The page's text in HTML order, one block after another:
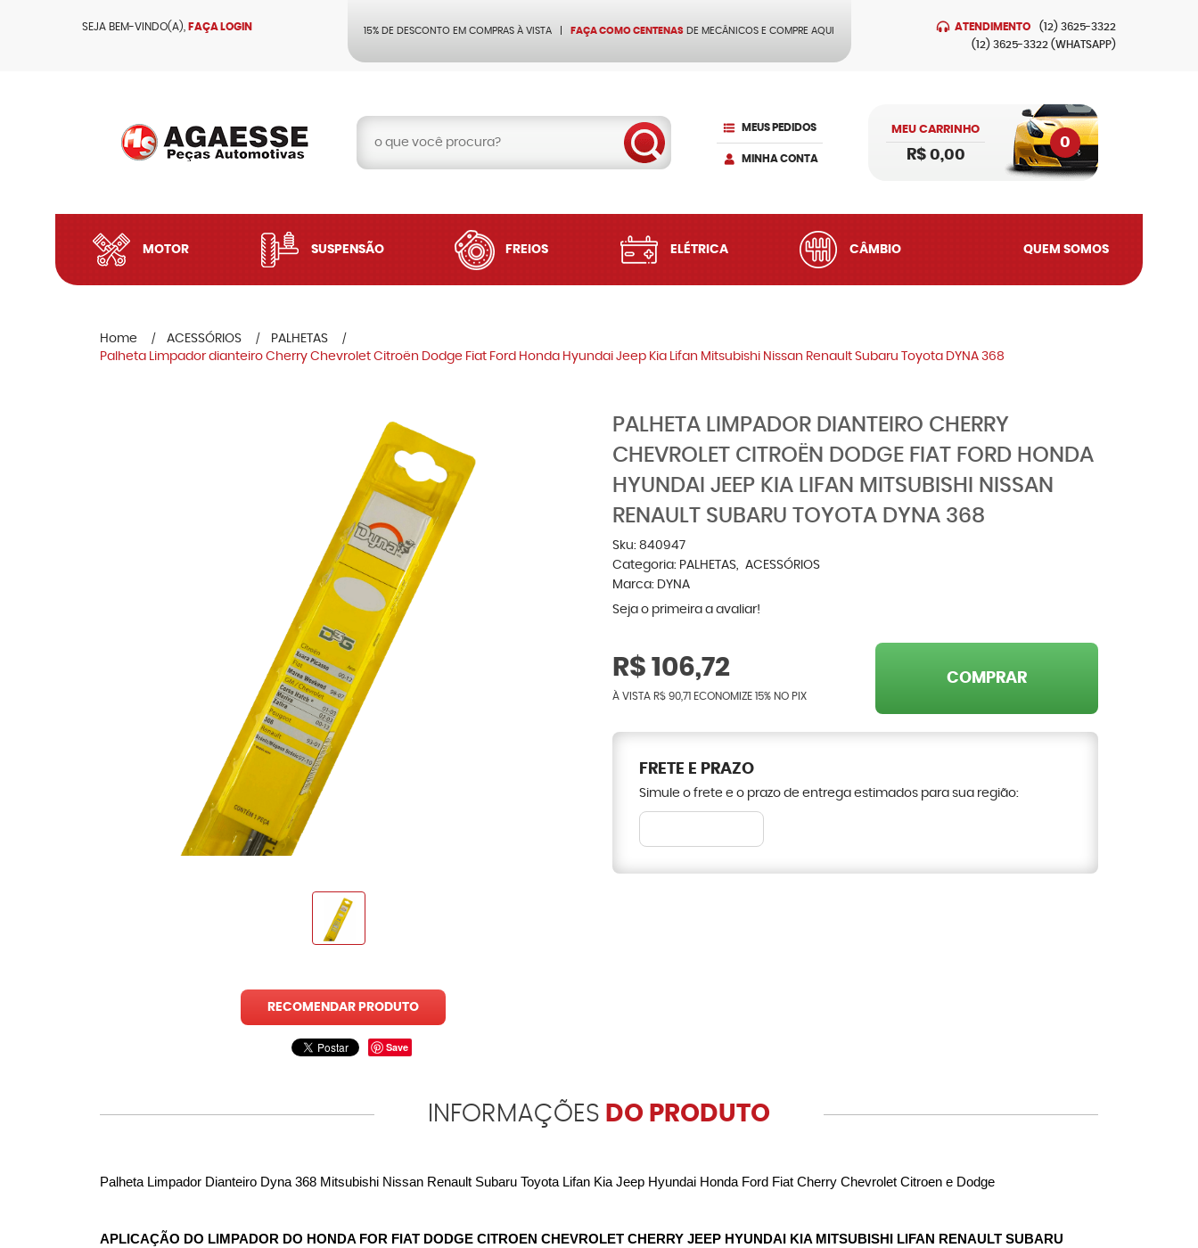
SEJA BEM-VINDO(A), FAÇA LOGIN 15% DE DESCONTO EM COMPRAS À VISTA FAÇA COMO CENTENAS DE MECÂNICOS E COMPRE AQUI ATENDIMENTO (12) 3625-3322
(12) 3625-3322 (WHATSAPP)
MEUS PEDIDOS
MINHA CONTA
MEU CARRINHO
0
R$ 0,00
MOTOR SUSPENSÃO FREIOS ELÉTRICA CÂMBIO QUEM SOMOS
Home ACESSÓRIOS
PALHETAS
Palheta Limpador dianteiro Cherry Chevrolet Citroën Dodge Fiat Ford Honda Hyundai Jeep Kia Lifan Mitsubishi Nissan Renault Subaru Toyota DYNA 368
RECOMENDAR PRODUTO
Save
PALHETA LIMPADOR DIANTEIRO CHERRY
CHEVROLET CITROËN DODGE FIAT FORD HONDA
HYUNDAI JEEP KIA LIFAN MITSUBISHI NISSAN
RENAULT SUBARU TOYOTA DYNA 368
Sku: 840947
Categoria: PALHETAS
ACESSÓRIOS
Marca: DYNA
Seja o primeira a avaliar!
R$ 106,72
À VISTA R$ 90,71 ECONOMIZE 15% NO PIX
COMPRAR
FRETE E PRAZO
Simule o frete e o prazo de entrega estimados para sua região:
INFORMAÇÕES DO PRODUTO
Palheta Limpador Dianteiro Dyna 368 Mitsubishi Nissan Renault Subaru Toyota Lifan Kia Jeep Hyundai Honda Ford Fiat Cherry Chevrolet Citroen e Dodge
APLICAÇÃO DO LIMPADOR DO HONDA FOR FIAT DODGE CITROEN CHEVROLET CHERRY JEEP HYUNDAI KIA MITSUBISHI LIFAN RENAULT SUBARU